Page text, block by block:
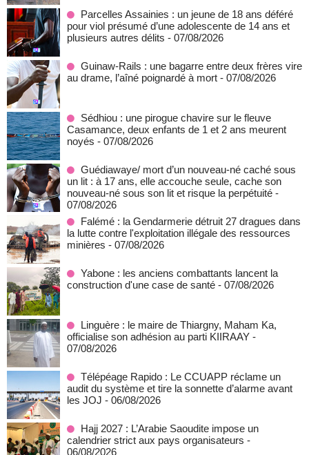
Parcelles Assainies : un jeune de 18 ans déféré
pour viol présumé d’une adolescente de 14 ans et
plusieurs autres délits - 07/08/2026
Guinaw-Rails : une bagarre entre deux frères vire
au drame, l’aîné poignardé à mort - 07/08/2026
Sédhiou : une pirogue chavire sur le fleuve
Casamance, deux enfants de 1 et 2 ans meurent
noyés - 07/08/2026
Guédiawaye/ mort d’un nouveau-né caché sous
un lit : à 17 ans, elle accouche seule, cache son
nouveau-né sous son lit et risque la perpétuité -
07/08/2026
Falémé : la Gendarmerie détruit 27 dragues dans
la lutte contre l'exploitation illégale des ressources
minières - 07/08/2026
Yabone : les anciens combattants lancent la
construction d'une case de santé - 07/08/2026
Linguère : le maire de Thiargny, Maham Ka,
officialise son adhésion au parti KIIRAAY -
07/08/2026
Télépéage Rapido : Le CCUAPP réclame un
audit du système et tire la sonnette d’alarme avant
les JOJ - 06/08/2026
Hajj 2027 : L’Arabie Saoudite impose un
calendrier strict aux pays organisateurs -
06/08/2026